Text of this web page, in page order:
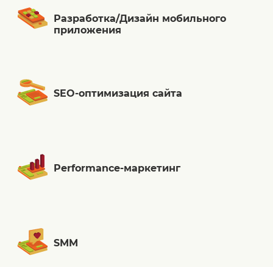
Разработка/Дизайн мобильного
приложения
SEO-оптимизация сайта
Performance-маркетинг
SMM